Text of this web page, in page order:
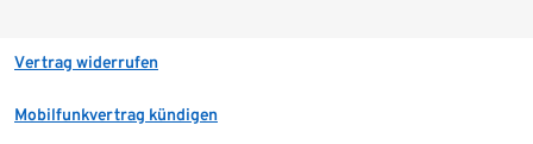
Vertrag widerrufen
Mobilfunkvertrag kündigen